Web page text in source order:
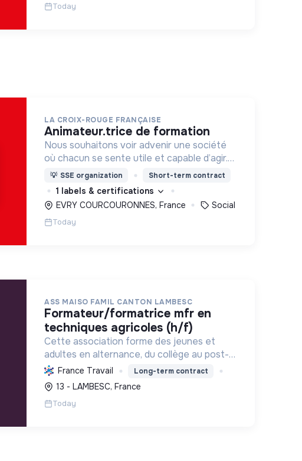
Today
LA CROIX-ROUGE FRANÇAISE
animateur.trice de formation
Nous souhaitons voir advenir une société
où chacun se sente utile et capable d’agir.
Pour cela, nous proposons des moyens et
des lieux d’engagement innovants et
adaptés à tous.
💡 SSE organization Short-term contract
1 labels & certifications
EVRY COURCOURONNES, France
Social
Today
ASS MAISO FAMIL CANTON LAMBESC
formateur/formatrice mfr en
techniques agricoles (h/f)
Cette association forme des jeunes et
adultes en alternance, du collège au post-
bac, aux métiers liés à la nature, l'agriculture
et l'environnement, favorisant la transition
écologique et l'épanouisse...
France Travail Long-term contract
13 - LAMBESC, France
Today